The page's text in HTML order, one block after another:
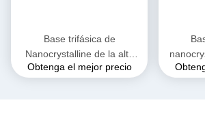
Base trifásica de
Nanocrystalline de la alta
permeabilidad para EMI
Obtenga el mejor precio
de la